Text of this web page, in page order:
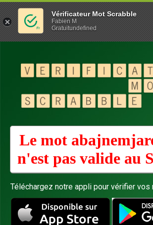
Le mot
n'est pas valide au
Téléchargez notre appli pour vérifier vos
Vérificateur Mot Scrabble
Fabien M
Gratuitundefined